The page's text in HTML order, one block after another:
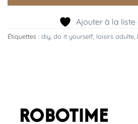
Ajouter à la liste
Étiquettes : diy, do it yourself, loisirs adulte,